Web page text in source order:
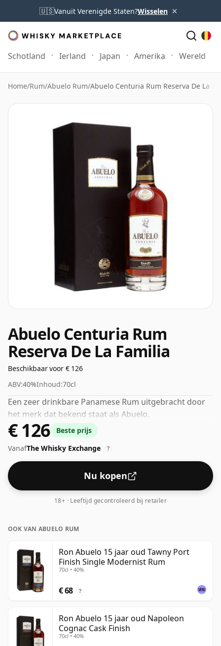
🇺🇸Vanuit Verenigde Staten?Wisselen ×
Schotland Ierland Japan Amerika Wereld
Home/Rum/Abuelo Rum/Abuelo Centuria Rum Reserva De La
Abuelo Centuria Rum
Reserva De La Familia
Beschikbaar voor € 126
ABV:40%Inhoud:70cl
Een zeer drinkbare Panamese Rum uitgebracht door
het merk dat bekend staat als Abuelo.
€ 126
Beste prijs
VanafThe Whisky Exchange ?
Nu kopen
18+ · Leeftijd gecontroleerd bij retailer
OOK VAN ABUELO RUM
Ron Abuelo 15 jaar oud Tawny Port
Finish Single Modernist Rum
70cl • 40%
€ 68 ?
Ron Abuelo 15 jaar oud Napoleon
Cognac Cask Finish
70cl • 40%